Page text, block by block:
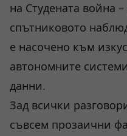
на Студената война
спътниковото
е насочено към
автономните
данни.
Зад всички
съвсем прозаични